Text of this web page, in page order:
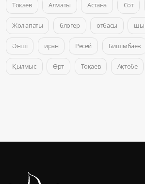
Тоқаев Алматы Астана Сот
Жол апаты блогер отбасы
Әнші иран Ресей Бишімбаев
Қылмыс Өрт Тоқаев Ақтөбе